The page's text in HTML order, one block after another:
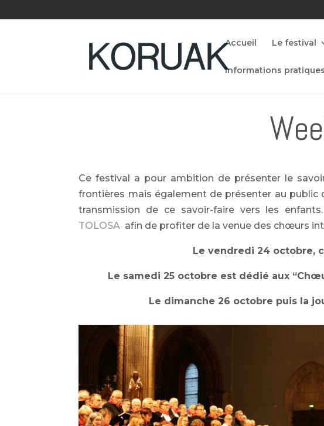
Accueil Le festival
Informations pratiques
Ce festival a pour ambition de présenter le
frontières mais également de présenter au public
transmission de ce savoir-faire vers les enfants.
TOLOSA afin de profiter de la venue des chœurs
Le vendredi 24 octobre,
Le samedi 25 octobre est dédié aux
Le dimanche 26 octobre puis la